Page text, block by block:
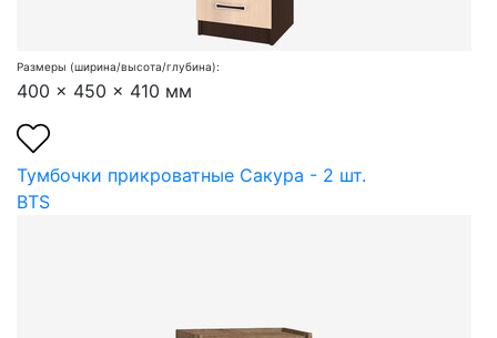
Размеры (ширина/высота/глубина):
400 x 450 x 410 мм
Тумбочки прикроватные Сакура - 2 шт.
BTS